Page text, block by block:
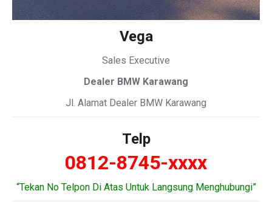
Vega
Sales Executive
Dealer BMW Karawang
Jl. Alamat Dealer BMW Karawang
Telp
0812-8745-xxxx
“Tekan No Telpon Di Atas Untuk Langsung Menghubungi”